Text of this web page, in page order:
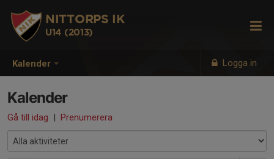
Kalender Logga in
NITTORPS IK
U14 (2013)
Kalender
Gå till idag | Prenumerera